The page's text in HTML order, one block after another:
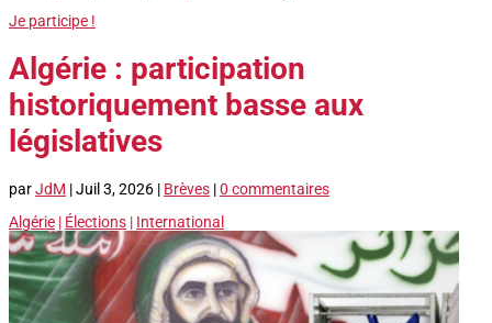
Je participe !
Algérie : participation
historiquement basse aux
législatives
parJdM |Juil 3, 2026 | Brèves |0 commentaires
Algérie | Élections | International